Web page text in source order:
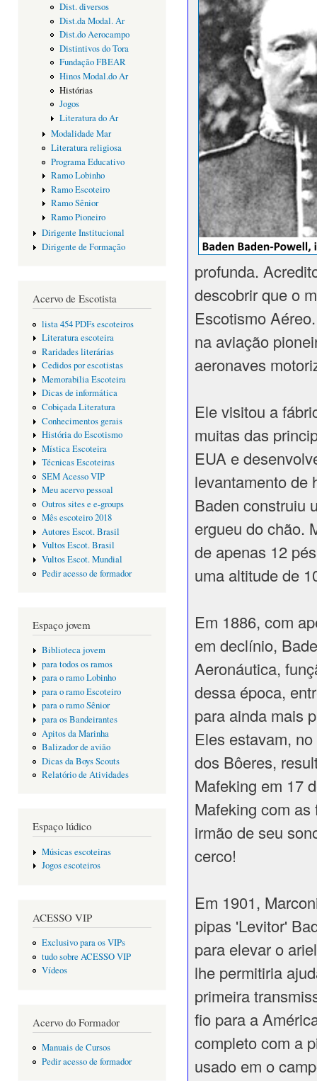
Dist. diversos
Dist.da Modal. Ar
Dist.do Aerocampo
Distintivos do Tora
Fundação FBEAR
Hinos Modal.do Ar
Histórias
Jogos
Literatura do Ar
Modalidade Mar
Literatura religiosa
Programa Educativo
Ramo Lobinho
Ramo Escoteiro
Ramo Sênior
Ramo Pioneiro
Dirigente Institucional
Dirigente de Formação
Acervo de Escotista
lista 454 PDFs escoteiros
Literatura escoteira
Raridades literárias
Cedidos por escotistas
Memorabilia Escoteira
Dicas de informática
Cobiçada Literatura
Conhecimentos gerais
História do Escotismo
Mística Escoteira
Técnicas Escoteiras
SEM Acesso VIP
Meu acervo pessoal
Outros sites e e-groups
Mês escoteiro 2018
Autores Escot. Brasil
Vultos Escot. Brasil
Vultos Escot. Mundial
Pedir acesso de formador
Espaço jovem
Biblioteca jovem
para todos os ramos
para o ramo Lobinho
para o ramo Escoteiro
para o ramo Sênior
para os Bandeirantes
Apitos da Marinha
Balizador de avião
Dicas da Boys Scouts
Relatório de Atividades
Espaço lúdico
Músicas escoteiras
Jogos escoteiros
ACESSO VIP
Exclusivo para os VIPs
tudo sobre ACESSO VIP
Vídeos
Acervo do Formador
Manuais de Cursos
Pedir acesso de formador
profunda.
descobrir que o
Escotismo
na aviação
aeronaves
Ele visitou a
muitas das
EUA e
levantamento de
Baden construiu
ergueu do chão.
de apenas 12
uma altitude de
Em 1886, com
em declínio,
Aeronáutica,
dessa época,
para ainda mais
Eles estavam,
dos Bôeres,
Mafeking em 17
Mafeking com
irmão de seu
cerco!
Em 1901,
pipas 'Levitor'
para elevar o
lhe permitiria
primeira
fio para a
completo com a
usado em o